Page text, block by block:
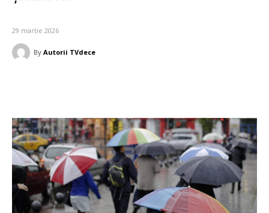
29 martie 2026
By Autorii TVdece